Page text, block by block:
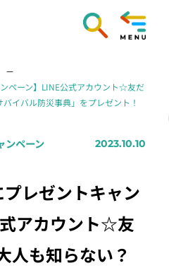
ペーン】LINE公式アカウント☆友だ
イバル防災事典」をプレゼント！
ンペーン 2023.10.10
プレゼントキャン
アカウント☆友
も知らない？